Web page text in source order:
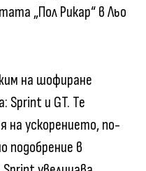
„Пол Рикар“ в Льо
на шофиране
Sprint и GT. Те
на ускорението, по-
подобрение в